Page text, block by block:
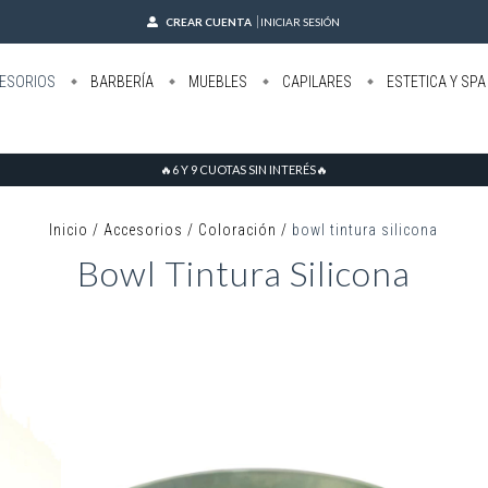
CREAR CUENTA INICIAR SESIÓN
BARBERÍA MUEBLES CAPILARES ESTETICA Y SPA
🔥6 Y 9 CUOTAS SIN INTERÉS🔥
Inicio / Accesorios / Coloración / bowl tintura silicona
Bowl Tintura Silicona